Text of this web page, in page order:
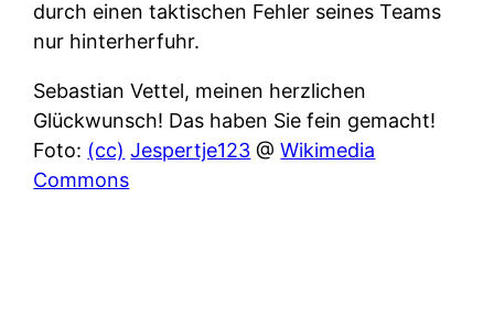
durch einen taktischen Fehler seines Teams
nur hinterherfuhr.
Sebastian Vettel, meinen herzlichen
Glückwunsch! Das haben Sie fein gemacht!
Foto: (cc) Jespertje123 @Wikimedia
Commons